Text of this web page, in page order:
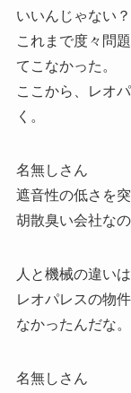
いいんじゃない
これまで度々問
てこなかった。
ここから、レオ
く。
名無しさん
遮音性の低さを
胡散臭い会社な
人と機械の違い
レオパレスの物
なかったんだな。
名無しさん